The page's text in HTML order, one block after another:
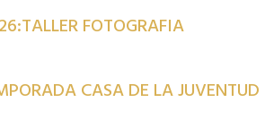
FOTOGRAFIA
CASA DE LA JUVENTUD